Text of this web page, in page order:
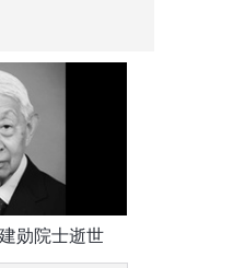
勋院士逝世